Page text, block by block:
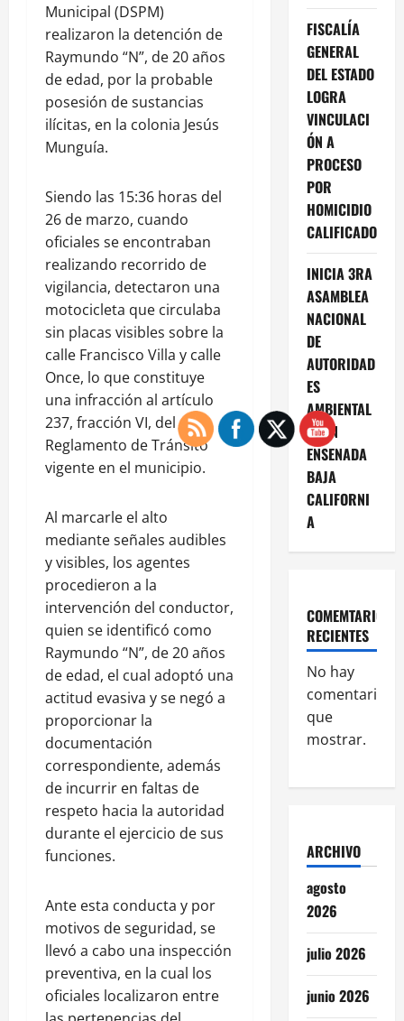
Municipal (DSPM)
realizaron la detención de
Raymundo “N”, de 20 años
de edad, por la probable
posesión de sustancias
ilícitas, en la colonia Jesús
Munguía.
Siendo las 15:36 horas del
26 de marzo, cuando
oficiales se encontraban
realizando recorrido de
vigilancia, detectaron una
motocicleta que circulaba
sin placas visibles sobre la
calle Francisco Villa y calle
Once, lo que constituye
una infracción al artículo
237, fracción VI, del
Reglamento de Tránsito
vigente en el municipio.
Al marcarle el alto
mediante señales audibles
y visibles, los agentes
procedieron a la
intervención del conductor,
quien se identificó como
Raymundo “N”, de 20 años
de edad, el cual adoptó una
actitud evasiva y se negó a
proporcionar la
documentación
correspondiente, además
de incurrir en faltas de
respeto hacia la autoridad
durante el ejercicio de sus
funciones.
Ante esta conducta y por
motivos de seguridad, se
llevó a cabo una inspección
preventiva, en la cual los
oficiales localizaron entre
FISCALÍA
GENERAL
DEL ESTADO
LOGRA
VINCULACI
ÓN A
PROCESO
POR
HOMICIDIO
CALIFICADO
INICIA 3RA
ASAMBLEA
NACIONAL
DE
AUTORIDAD
ES
AMBIENTAL
ES EN
ENSENADA
BAJA
CALIFORNI
A
COMEMTARIOS
RECIENTES
No hay
comentarios
que
mostrar.
ARCHIVO
agosto
2026
julio 2026
junio 2026